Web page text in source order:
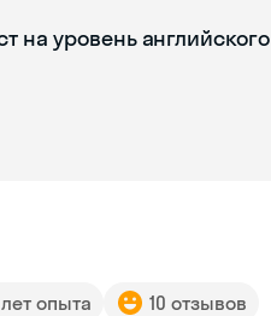
на уровень английского
лет опыта 10 отзывов